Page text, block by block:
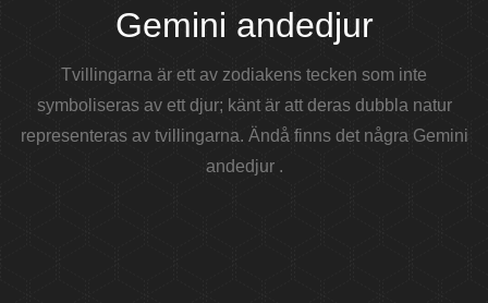
Gemini andedjur
Tvillingarna är ett av zodiakens tecken som inte
symboliseras av ett djur; känt är att deras dubbla natur
representeras av tvillingarna. Ändå finns det några Gemini
andedjur.